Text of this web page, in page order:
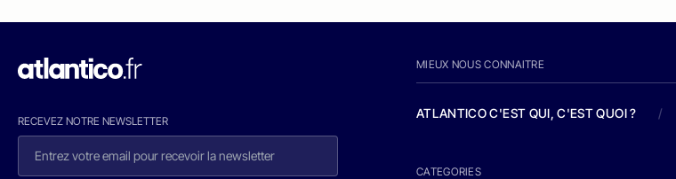
RECEVEZ NOTRE NEWSLETTER
MIEUX NOUS CONNAITRE
ATLANTICO C'EST QUI, C'EST QUOI ? /
CATEGORIES